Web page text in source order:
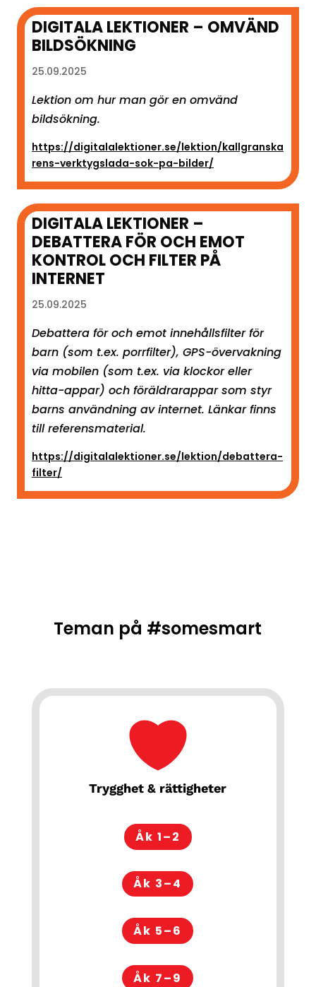
DIGITALA LEKTIONER – OMVÄND
BILDSÖKNING
25.09.2025
Lektion om hur man gör en omvänd
bildsökning.
https://digitalalektioner.se/lektion/kallgranska
rens-verktygslada-sok-pa-bilder/
DIGITALA LEKTIONER –
DEBATTERA FÖR OCH EMOT
KONTROL OCH FILTER PÅ
INTERNET
25.09.2025
Debattera för och emot innehållsfilter för
barn (som t.ex. porrfilter), GPS-övervakning
via mobilen (som t.ex. via klockor eller
hitta-appar) och föräldrarappar som styr
barns användning av internet. Länkar finns
till referensmaterial.
https://digitalalektioner.se/lektion/debattera-
filter/
Teman på #somesmart
Trygghet & rättigheter
Åk 1–2
Åk 3–4
Åk 5–6
Åk 7–9